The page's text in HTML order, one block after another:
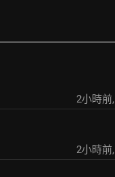
2小時前,
2小時前,